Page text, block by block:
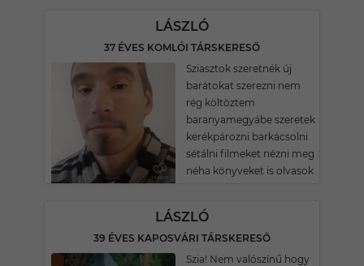
LÁSZLÓ
37 ÉVES KOMLÓI TÁRSKERESŐ
Sziasztok szeretnék új
barátokat szerezni nem
rég költöztem
baranyamegyábe szeretek
kerékpározni barkácsolni
sétálni filmeket nézni meg
néha könyveket is olvasok
LÁSZLÓ
39 ÉVES KAPOSVÁRI TÁRSKERESŐ
Szia! Nem valószínű hogy